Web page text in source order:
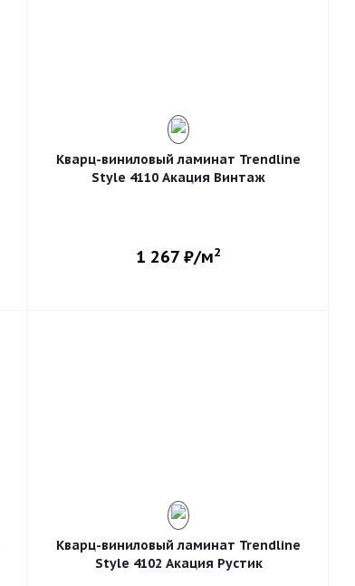
Кварц-виниловый ламинат Trendline
Style 4110 Акация Винтаж
1 267 ₽/м2
Кварц-виниловый ламинат Trendline
Style 4102 Акация Рустик